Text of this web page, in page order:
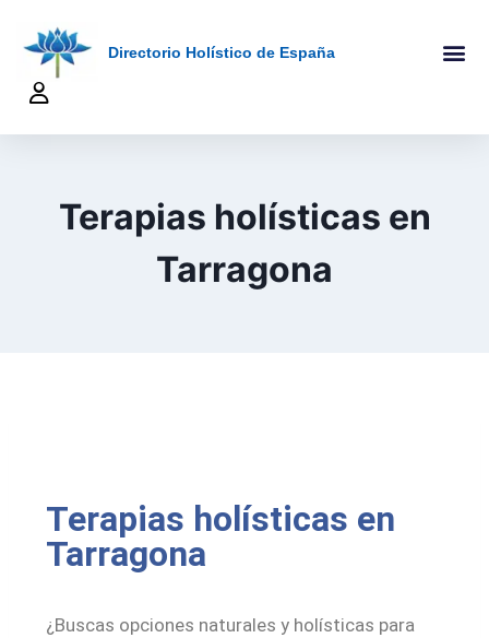
Directorio Holístico de España
Terapias holísticas en
Tarragona
Terapias holísticas en
Tarragona
¿Buscas opciones naturales y holísticas para